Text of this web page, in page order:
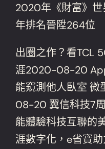
2020年《財富》
年排名晉陞264位
出圈之作？看TCL
涯2020-08-20
能窺測他人臥室
08-20 翼信科技7
能體驗科技互聯的
涯數字化，e省寶